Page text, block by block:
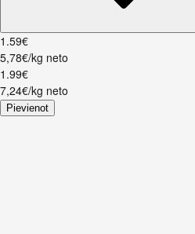
1 .59€
5,78€/kg neto
1 .99€
7,24€/kg neto
Pievienot